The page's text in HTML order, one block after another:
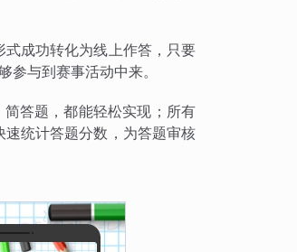
成功转化为线上作答，只要
与到赛事活动中来。
答题，都能轻松实现；所有
统计答题分数，为答题审核